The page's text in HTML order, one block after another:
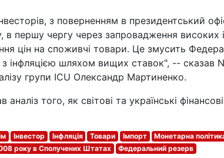
з поверненням в президентський
в першу чергу через запровадження високих
цін на споживчі товари. Це змусить
інфляцією шляхом вищих ставок", -- сказав
групи ICU Олександр Мартиненко.
аналіз того, як світові та українські
Інвестор Інфляція Товари Імпорт Монетарна
року в Сполучених Штатах
Федеральний резерв